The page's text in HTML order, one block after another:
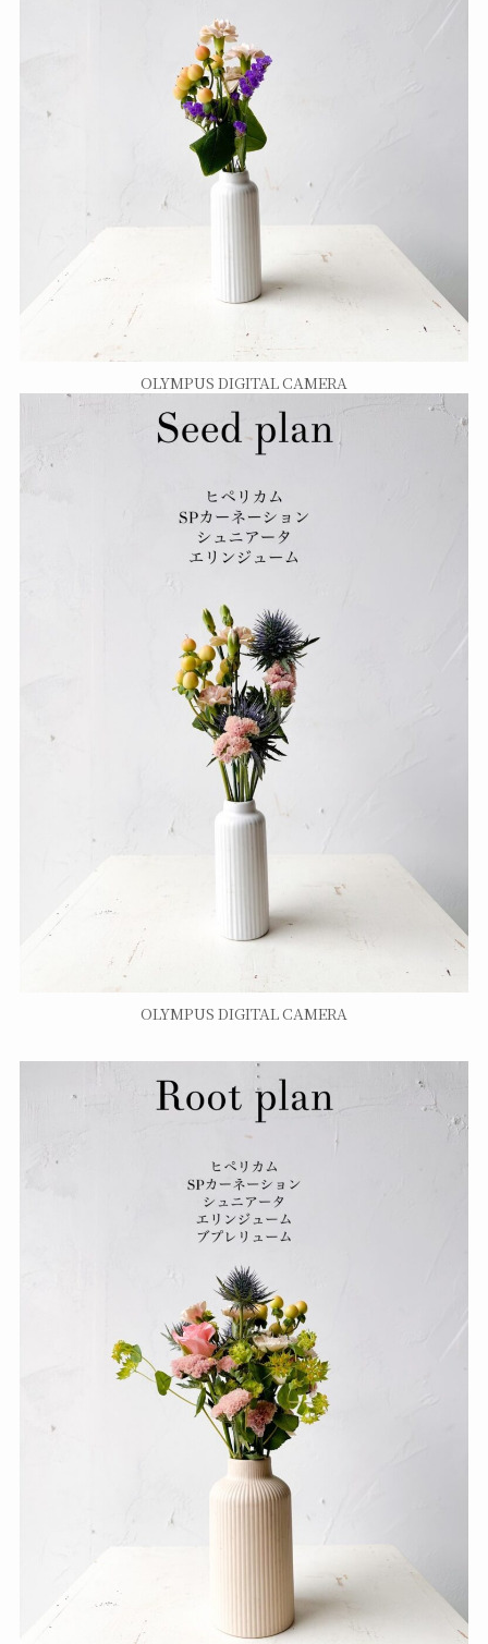
OLYMPUS DIGITAL CAMERA
OLYMPUS DIGITAL CAMERA